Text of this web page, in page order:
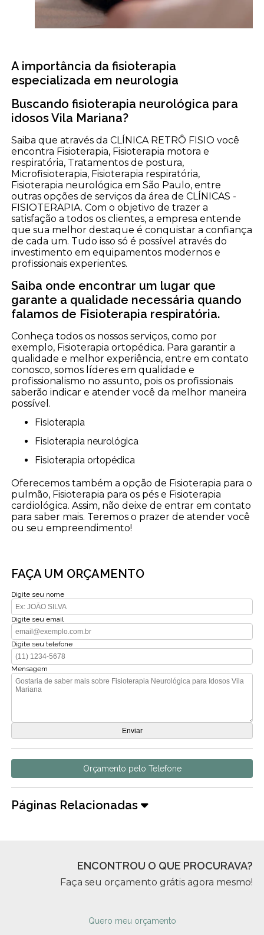
A importância da fisioterapia
especializada em neurologia
Buscando fisioterapia neurológica para
idosos Vila Mariana?
Saiba que através da CLÍNICA RETRÔ FISIO você
encontra Fisioterapia, Fisioterapia motora e
respiratória, Tratamentos de postura,
Microfisioterapia, Fisioterapia respiratória,
Fisioterapia neurológica em São Paulo, entre
outras opções de serviços da área de CLÍNICAS -
FISIOTERAPIA. Com o objetivo de trazer a
satisfação a todos os clientes, a empresa entende
que sua melhor destaque é conquistar a confiança
de cada um. Tudo isso só é possível através do
investimento em equipamentos modernos e
profissionais experientes.
Saiba onde encontrar um lugar que
garante a qualidade necessária quando
falamos de Fisioterapia respiratória.
Conheça todos os nossos serviços, como por
exemplo, Fisioterapia ortopédica. Para garantir a
qualidade e melhor experiência, entre em contato
conosco, somos líderes em qualidade e
profissionalismo no assunto, pois os profissionais
saberão indicar e atender você da melhor maneira
possível.
Fisioterapia
Fisioterapia neurológica
Fisioterapia ortopédica
Oferecemos também a opção de Fisioterapia para o
pulmão, Fisioterapia para os pés e Fisioterapia
cardiológica. Assim, não deixe de entrar em contato
para saber mais. Teremos o prazer de atender você
ou seu empreendimento!
FAÇA UM ORÇAMENTO
Digite seu nome
Digite seu email
Digite seu telefone
Mensagem
Orçamento pelo Telefone
Páginas Relacionadas
ENCONTROU O QUE PROCURAVA?
Faça seu orçamento grátis agora mesmo!
Quero meu orçamento